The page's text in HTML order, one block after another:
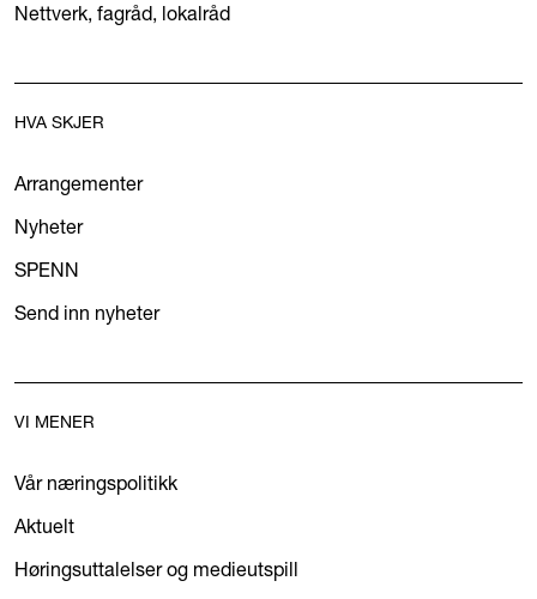
Nettverk, fagråd, lokalråd
HVA SKJER
Arrangementer
Nyheter
SPENN
Send inn nyheter
VI MENER
Vår næringspolitikk
Aktuelt
Høringsuttalelser og medieutspill